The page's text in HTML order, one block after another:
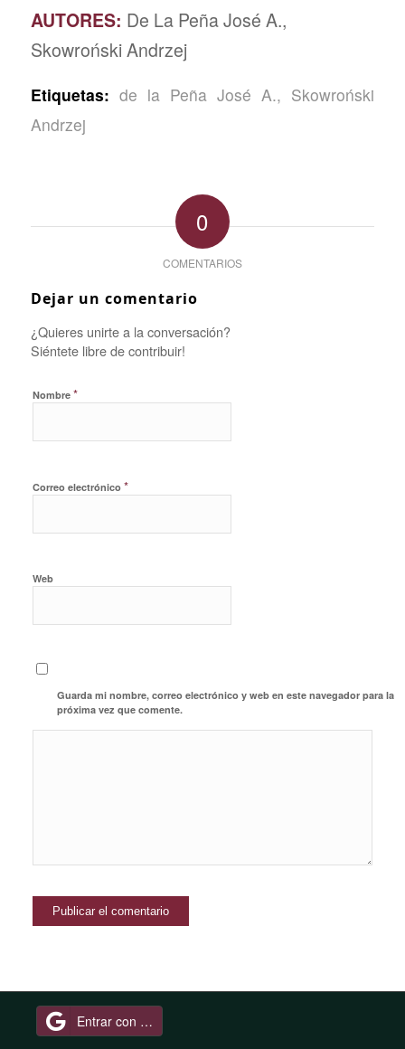
AUTORES: De La Peña José A.,
Skowroński Andrzej
Etiquetas: de la Peña José A., Skowroński
Andrzej
0
COMENTARIOS
Dejar un comentario
¿Quieres unirte a la conversación?
Siéntete libre de contribuir!
Nombre *
Correo electrónico *
Web
Guarda mi nombre, correo electrónico y web en este navegador para la
próxima vez que comente.
Entrar con Google